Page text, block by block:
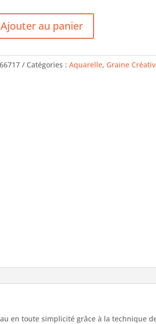
Ajouter au panier
Catégories : Aquarelle, Graine
en toute simplicité grâce à la technique